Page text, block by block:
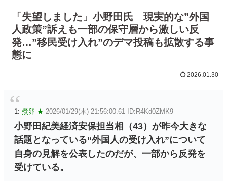
「失望しました」小野田氏 現実的な”外国
人政策”訴えも一部の保守層から激しい反
発…”移民受け入れ”のデマ投稿も拡散する事
態に
2026.01.30
1: 煮卵 ★ 2026/01/29(木) 21:56:00.61 ID:R4Kd0ZMK9
小野田紀美経済安保担当相（43）が昨今大きな
話題となっている“外国人の受け入れ”について
自身の見解を公表したのだが、一部から反発を
受けている。